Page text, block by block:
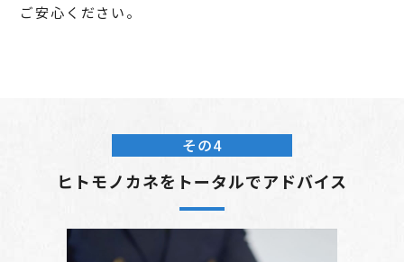
ご安心ください。
その4
ヒトモノカネをトータルでアドバイス